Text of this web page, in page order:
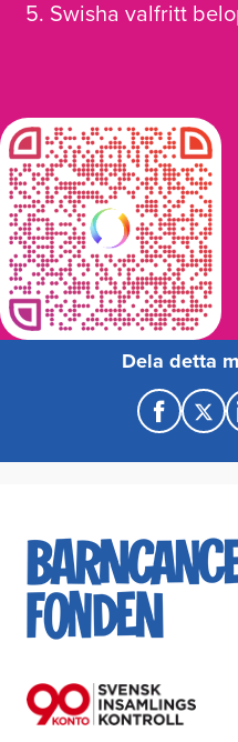
5. Swisha valfritt
Dela detta
F
a
e
b
k
T
w
t
t